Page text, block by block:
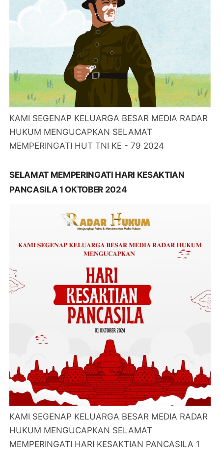
KAMI SEGENAP KELUARGA BESAR MEDIA RADAR
HUKUM MENGUCAPKAN SELAMAT
MEMPERINGATI HUT TNI KE - 79 2024
SELAMAT MEMPERINGATI HARI KESAKTIAN
PANCASILA 1 OKTOBER 2024
KAMI SEGENAP KELUARGA BESAR MEDIA RADAR
HUKUM MENGUCAPKAN SELAMAT
MEMPERINGATI HARI KESAKTIAN PANCASILA 1